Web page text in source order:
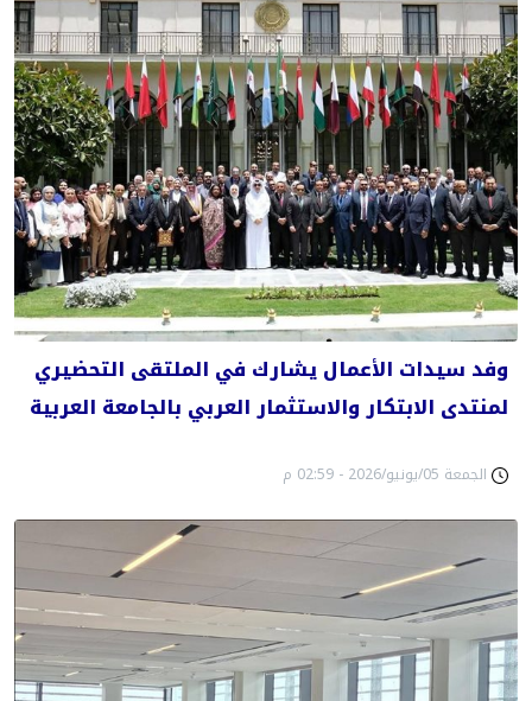
وفد سيدات الأعمال يشارك في الملتقى التحضيري
لمنتدى الابتكار والاستثمار العربي بالجامعة العربية
الجمعة 05/يونيو/2026 - 02:59 م